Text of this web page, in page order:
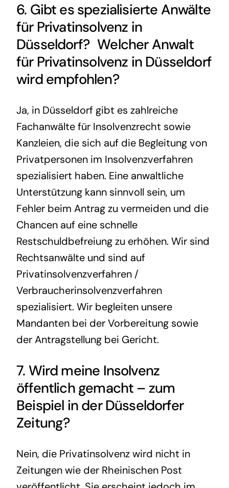
6. Gibt es spezialisierte Anwälte
für Privatinsolvenz in
Düsseldorf? Welcher Anwalt
für Privatinsolvenz in Düsseldorf
wird empfohlen?
Ja, in Düsseldorf gibt es zahlreiche
Fachanwälte für Insolvenzrecht sowie
Kanzleien, die sich auf die Begleitung von
Privatpersonen im Insolvenzverfahren
spezialisiert haben. Eine anwaltliche
Unterstützung kann sinnvoll sein, um
Fehler beim Antrag zu vermeiden und die
Chancen auf eine schnelle
Restschuldbefreiung zu erhöhen. Wir sind
Rechtsanwälte und sind auf
Privatinsolvenzverfahren /
Verbraucherinsolvenzverfahren
spezialisiert. Wir begleiten unsere
Mandanten bei der Vorbereitung sowie
der Antragstellung bei Gericht.
7. Wird meine Insolvenz
öffentlich gemacht – zum
Beispiel in der Düsseldorfer
Zeitung?
Nein, die Privatinsolvenz wird nicht in
Zeitungen wie der Rheinischen Post